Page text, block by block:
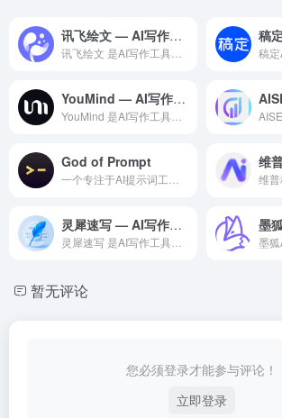
讯飞绘文 — AI写作工具领域的专业 AI 工具
YouMind — AI写作工具领域的专业 AI 工具
God of Prompt
灵犀速写 — AI写作工具领域的专业 AI 工具
暂无评论
您必须登录才能参与评论！
立即登录